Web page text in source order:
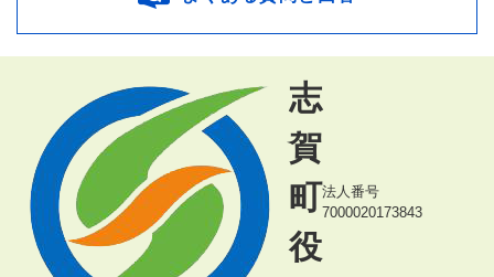
志
賀
町
役
法人番号
7000020173843